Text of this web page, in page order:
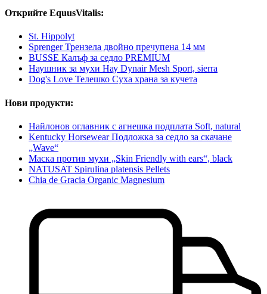
Открийте EquusVitalis:
St. Hippolyt
Sprenger Трензела двойно пречупена 14 мм
BUSSE Калъф за седло PREMIUM
Наушник за мухи Нау Dynair Mesh Sport, sierra
Dog's Love Телешко Суха храна за кучета
Нови продукти:
Найлонов оглавник с агнешка подплата Soft, natural
Kentucky Horsewear Подложка за седло за скачане
„Wave“
Маска против мухи „Skin Friendly with ears“, black
NATUSAT Spirulina platensis Pellets
Chia de Gracia Organic Magnesium